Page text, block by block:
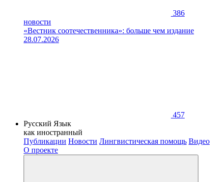
386
новости
«Вестник соотечественника»: больше чем издание
28.07.2026
457
Русский Язык
как иностранный
Публикации Новости Лингвистическая помощь Видео
О проекте